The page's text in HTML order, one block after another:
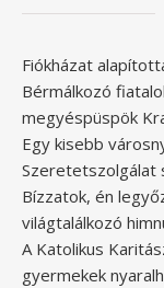
Fiókházat
Bérmálkozó
megyéspüspök
Egy kisebb
Szeretetszolgálat
Bízzatok, én
világtalálkozó
A Katolikus
gyermekek